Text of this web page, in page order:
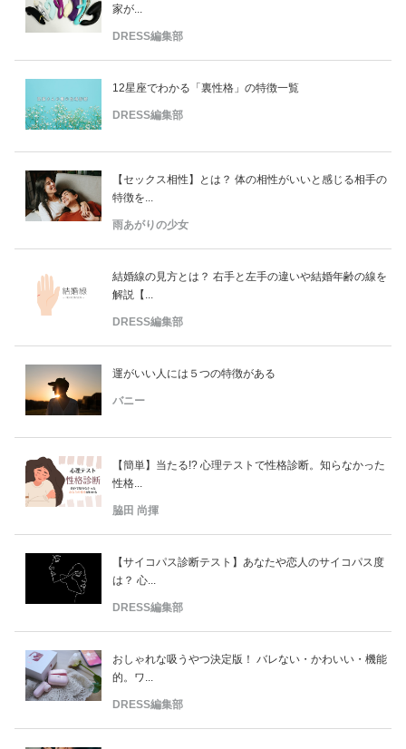
家が...
DRESS編集部
12星座でわかる「裏性格」の特徴一覧
DRESS編集部
【セックス相性】とは？ 体の相性がいいと感じる相手の
特徴を...
雨あがりの少女
結婚線の見方とは？ 右手と左手の違いや結婚年齢の線を
解説【...
DRESS編集部
運がいい人には５つの特徴がある
バニー
【簡単】当たる!? 心理テストで性格診断。知らなかった
性格...
脇田 尚揮
【サイコパス診断テスト】あなたや恋人のサイコパス度
は？ 心...
DRESS編集部
おしゃれな吸うやつ決定版！ バレない・かわいい・機能
的。ワ...
DRESS編集部